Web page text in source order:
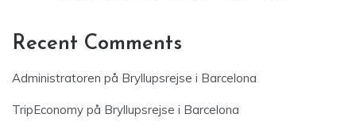
Recent Comments
Administratoren på Bryllupsrejse i Barcelona
TripEconomy på Bryllupsrejse i Barcelona